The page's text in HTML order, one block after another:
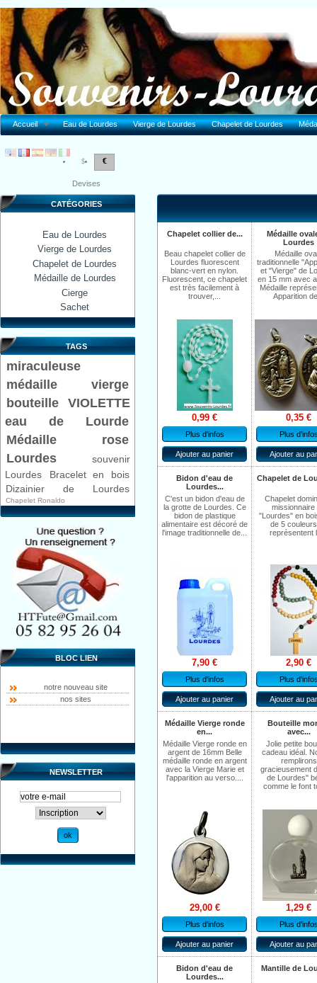
Accueil Eau de Lourdes Vierge de Lourdes Chapelet de Lourdes
$ €
Devises
CATÉGORIES
Eau de Lourdes
Vierge de Lourdes
Chapelet de Lourdes
Médaille de Lourdes
Cierge
Sachet
TAGS
miraculeuse
médaille
vierge
bouteille VIOLETTE
eau de Lourde
Médaille rose
Lourdes
souvenir
Lourdes
Bracelet en bois
Dizainier de Lourdes
Chapelet Ronaldo
BLOC LIEN
notre nouveau site
nos sites
NEWSLETTER
Chapelet collier de...
Beau chapelet collier de
Lourdes fluorescent
blanc-vert en nylon.
Fluorescent, ce chapelet
est très facilement à
trouver,...
0,99 €
Plus d'infos
Ajouter au panier
Médaille
Lourdes
Médaille
traditionnelle
et "Vierge" de
en 15 mm avec
Médaille
Apparition
0,35 €
Plus
Ajouter au
Bidon d'eau de
Lourdes...
C'est un bidon d'eau de
la grotte de Lourdes. Ce
bidon de plastique
alimentaire est décoré de
l'image traditionnelle de...
7,90 €
Plus d'infos
Ajouter au panier
Chapelet de
Chapelet
missionnaire
"Lourdes" en
de 5
représentent
2,90 €
Plus
Ajouter au
Médaille Vierge ronde
en...
Médaille Vierge ronde en
argent de 16mm Belle
médaille ronde en argent
avec la Vierge Marie et
l'apparition au verso....
29,00 €
Plus d'infos
Ajouter au panier
Bouteille
avec...
Jolie petite
cadeau idéal.
remplirons
gracieusement
de Lourdes"
comme le font
1,29 €
Plus
Ajouter au
Bidon d'eau de
Lourdes...
Mantille de